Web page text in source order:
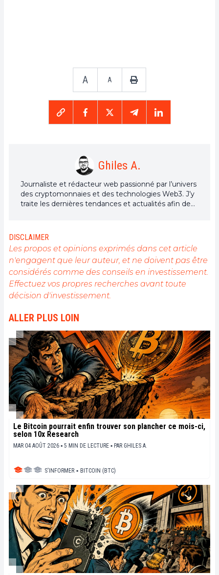
A A
Ghiles A.
Journaliste et rédacteur web passionné par l’univers
des cryptomonnaies et des technologies Web3. J’y
traite les dernières tendances et actualités afin de
DISCLAIMER
Les propos et opinions exprimés dans cet article
n'engagent que leur auteur, et ne doivent pas être
considérés comme des conseils en investissement.
Effectuez vos propres recherches avant toute
décision d'investissement.
ALLER PLUS LOIN
Le Bitcoin pourrait enfin trouver son plancher ce mois-ci,
selon 10x Research
MAR 04 AOÛT 2026 ▪ 5 MIN DE LECTURE ▪ PAR GHILES A.
S'INFORMER ▪ BITCOIN (BTC)